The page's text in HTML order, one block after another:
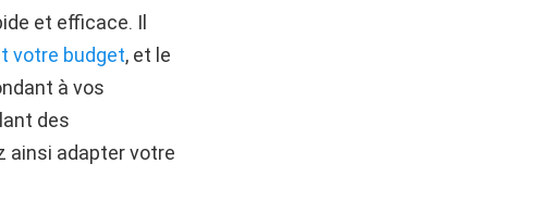
et efficace. Il
votre budget, et le
à vos
des
ainsi adapter votre